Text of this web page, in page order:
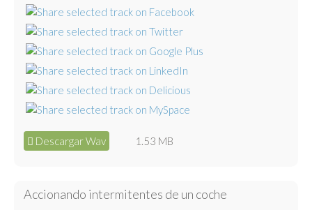
Descargar Wav 1.53 MB
Accionando intermitentes de un coche